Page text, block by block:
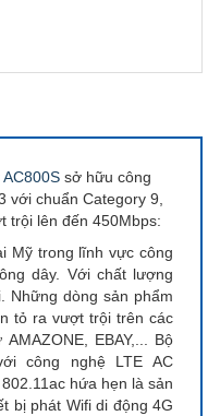
sở hữu công
với chuẩn Category 9,
trội lên đến 450Mbps:
Mỹ trong lĩnh vực công
dây. Với chất lượng
Những dòng sản phẩm
tỏ ra vượt trội trên các
EBAY,... Bộ
công nghệ LTE AC
hứa hẹn là sản
bị phát Wifi di động 4G